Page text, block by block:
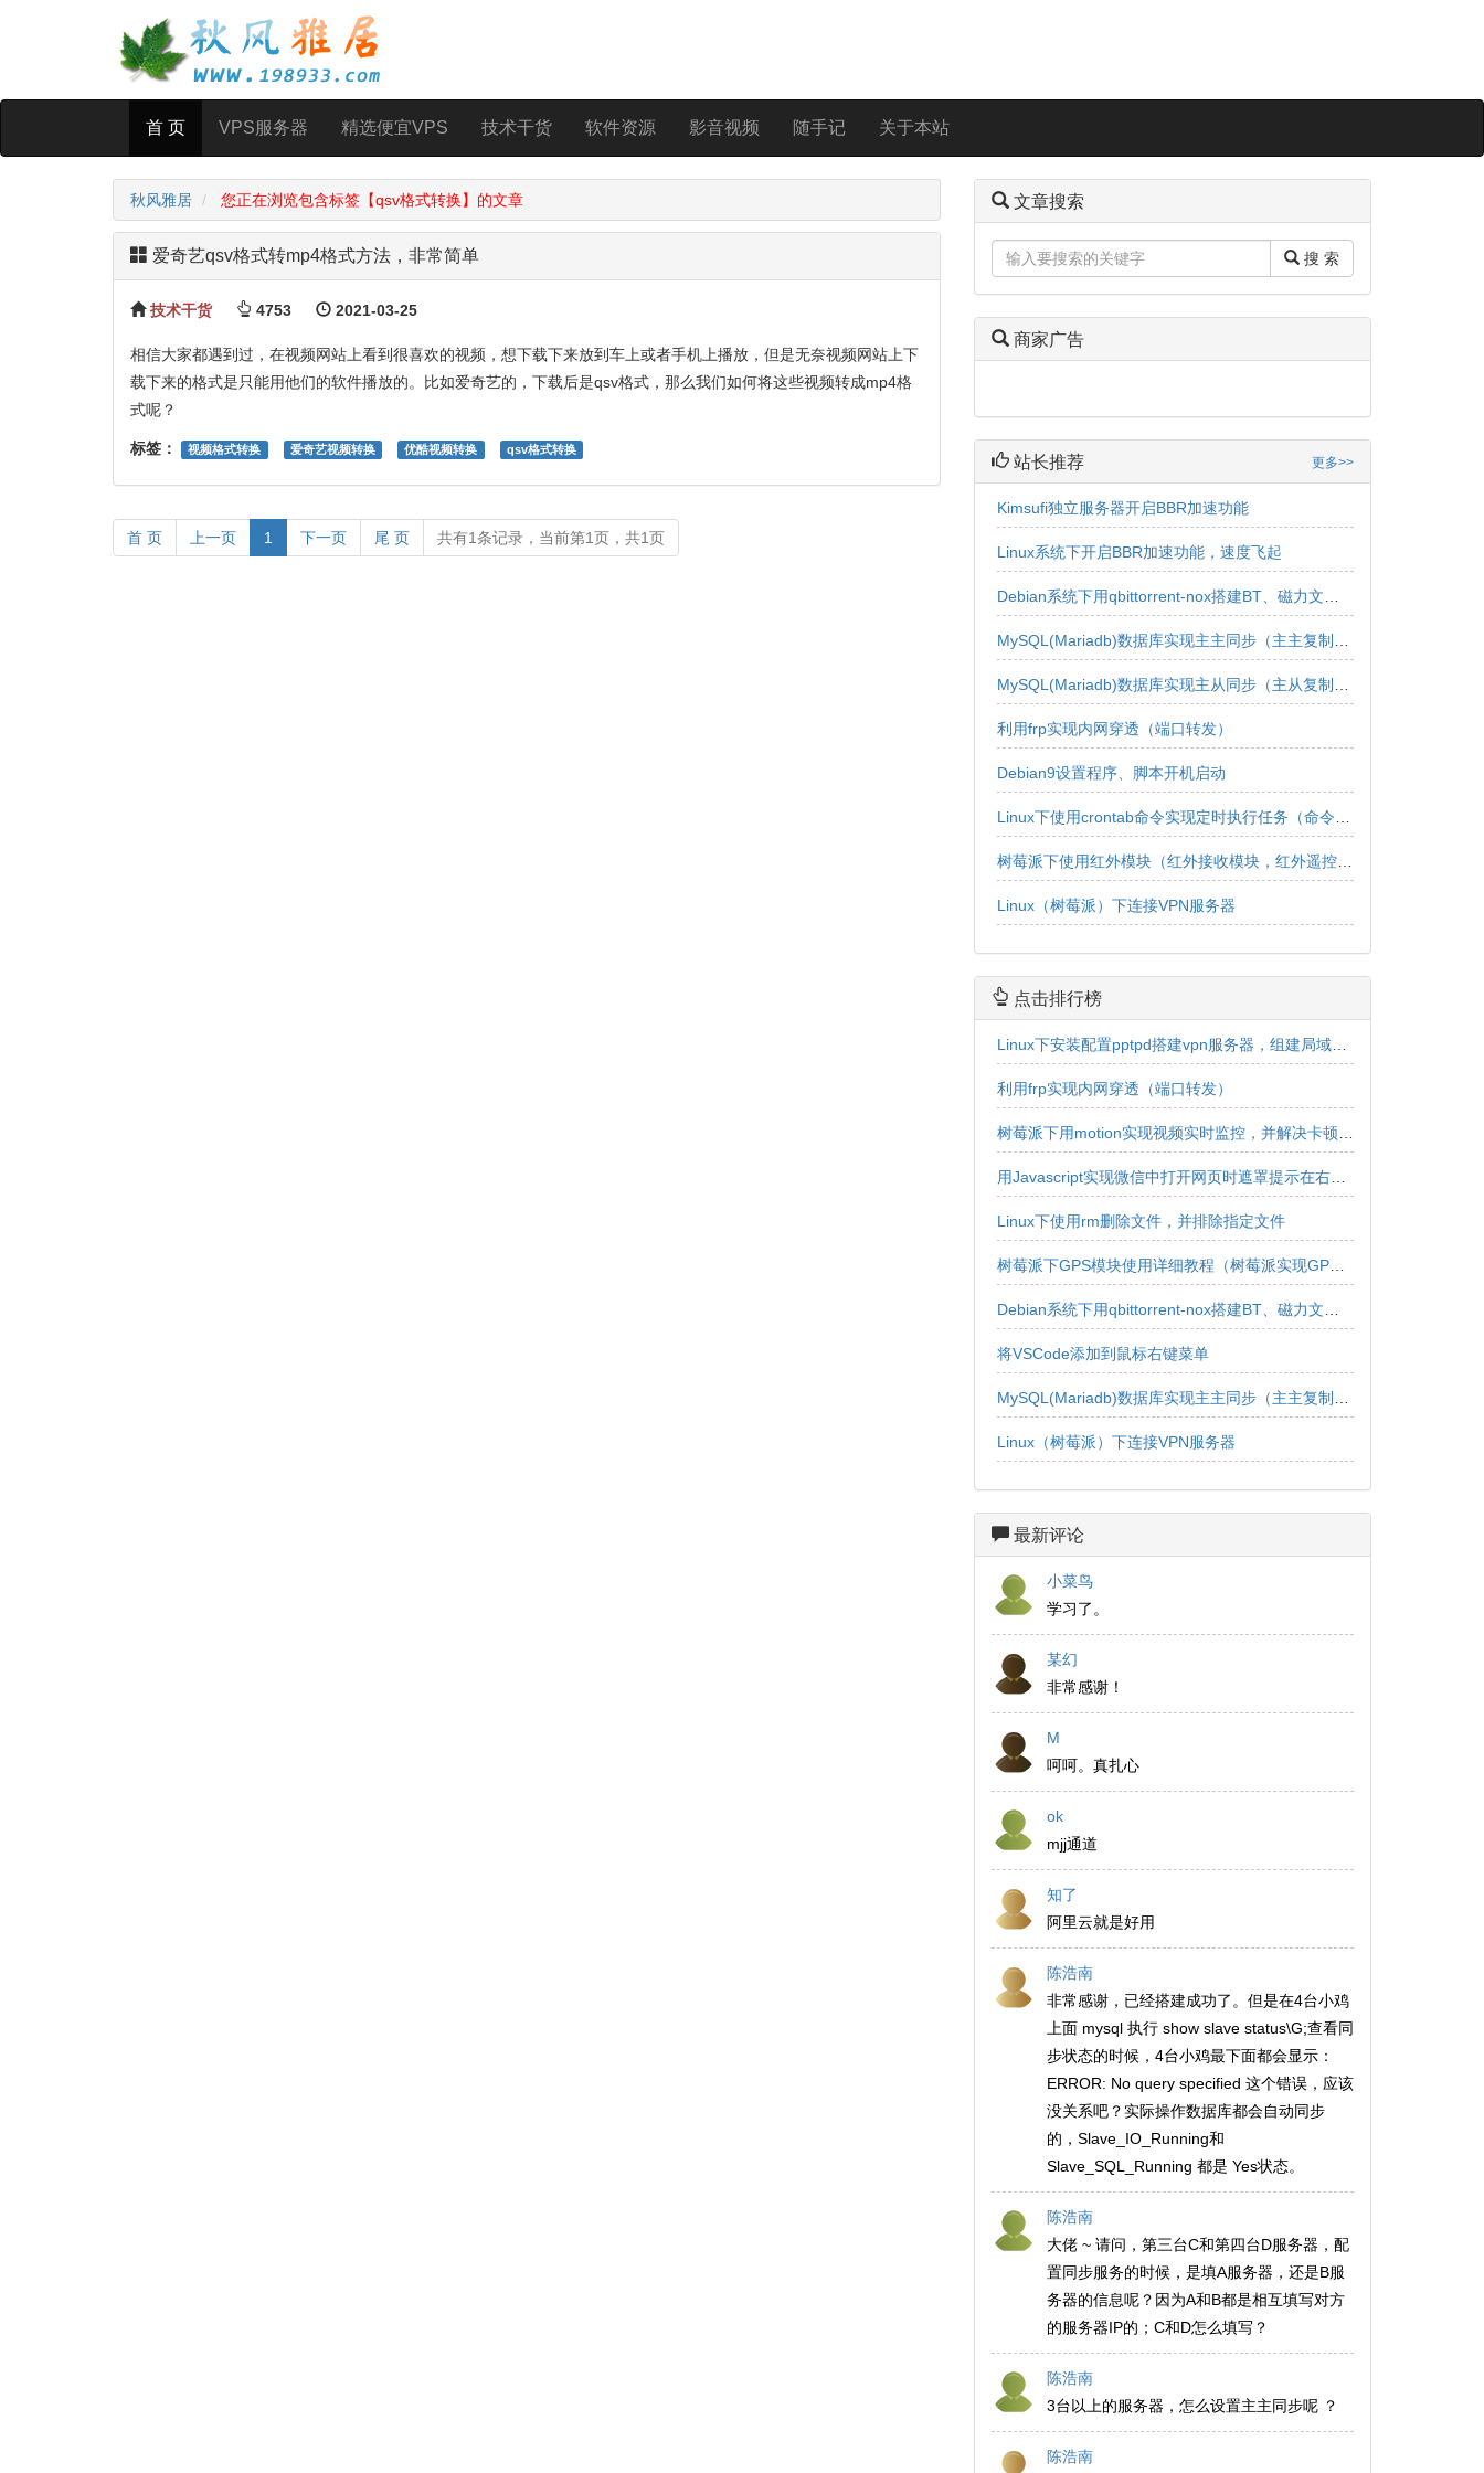
首 页 VPS服务器 精选便宜VPS 技术干货 软件资源 影音视频 随手记 关于本站
秋风雅居 您正在浏览包含标签【qsv格式转换】的文章
爱奇艺qsv格式转mp4格式方法，非常简单
技术干货 4753 2021-03-25
相信大家都遇到过，在视频网站上看到很喜欢的视频，想下载下来放到车上或者手机上播放，但是无奈视频网站上下
载下来的格式是只能用他们的软件播放的。比如爱奇艺的，下载后是qsv格式，那么我们如何将这些视频转成mp4格
式呢？
标签： 视频格式转换 爱奇艺视频转换 优酷视频转换 qsv格式转换
首 页 上一页 1 下一页 尾 页 共有1条记录，当前第1页，共1页
文章搜索
搜 索
商家广告
站长推荐 更多>>
Kimsufi独立服务器开启BBR加速功能
Linux系统下开启BBR加速功能，速度飞起
利用frp实现内网穿透（端口转发）
Debian9设置程序、脚本开机启动
Linux（树莓派）下连接VPN服务器
点击排行榜
利用frp实现内网穿透（端口转发）
Linux下使用rm删除文件，并排除指定文件
将VSCode添加到鼠标右键菜单
Linux（树莓派）下连接VPN服务器
最新评论
小菜鸟
学习了。
某幻
非常感谢！
M
呵呵。真扎心
ok
mjj通道
知了
阿里云就是好用
陈浩南
非常感谢，已经搭建成功了。但是在4台小鸡
上面 mysql 执行 show slave status\G;查看同
步状态的时候，4台小鸡最下面都会显示：
ERROR: No query specified 这个错误，应该
没关系吧？实际操作数据库都会自动同步
的，Slave_IO_Running和
Slave_SQL_Running 都是 Yes状态。
陈浩南
大佬 ~ 请问，第三台C和第四台D服务器，配
置同步服务的时候，是填A服务器，还是B服
务器的信息呢？因为A和B都是相互填写对方
的服务器IP的；C和D怎么填写？
陈浩南
3台以上的服务器，怎么设置主主同步呢 ？
陈浩南